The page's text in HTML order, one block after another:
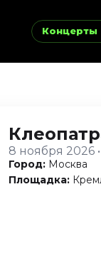
Концерты
8 ноября 2026
Город: Москва
Площадка: